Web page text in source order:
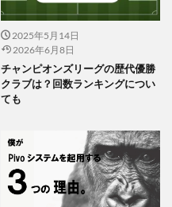
2025年5月14日
2026年6月8日
チャンピオンズリーグの歴代優勝
クラブは？回数ランキングについ
ても